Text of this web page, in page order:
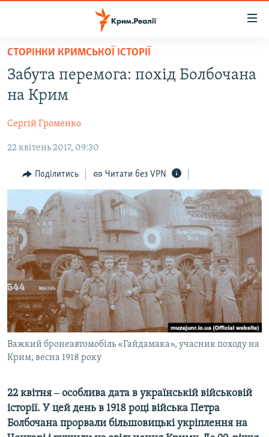
Перейти
основного
матеріалу
Перейти
до
навігації
Перейти
НОВИНИ
ВОДА.КРИМ
ВІДЕО ТА ФОТО
ПОЛІТИКА
БЛОГИ
ПОГЛЯД
ІНТЕРВ'Ю
ВСЕ ЗА ДЕНЬ
СПЕЦПРОЕКТИ
ДЕПОРТАЦІЯ
ВІДЕОУРОКИ «ELIFBE»
СВІДЧЕННЯ ОКУПАЦІЇ
УКРАЇНСЬКА ПРОБЛЕМА КРИМУ
ІНФОГРАФІКА
ЯК ОБІЙТИ БЛОКУВАННЯ
Русский
Qırımtatar
ДОЛУЧАЙСЯ!
Усі сайти RFE/RL
СТОРІНКИ КРИМСЬКОЇ ІСТОРІЇ
Забута перемога: похід Болбочана
на Крим
Сергій Громенко
22 квітень 2017, 09:30
Поділитись Читати без VPN
Важкий бронеавтомобіль «Гайдамака», учасник походу на
Крим, весна 1918 року
22 квітня ‒ особлива дата в українській військовій
історії. У цей день в 1918 році війська Петра
Болбочана прорвали більшовицькі укріплення на